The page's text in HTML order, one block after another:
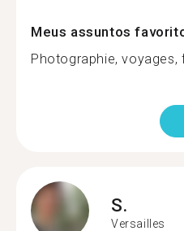
Meus assuntos
Photographie, voyages,
S.
Versailles